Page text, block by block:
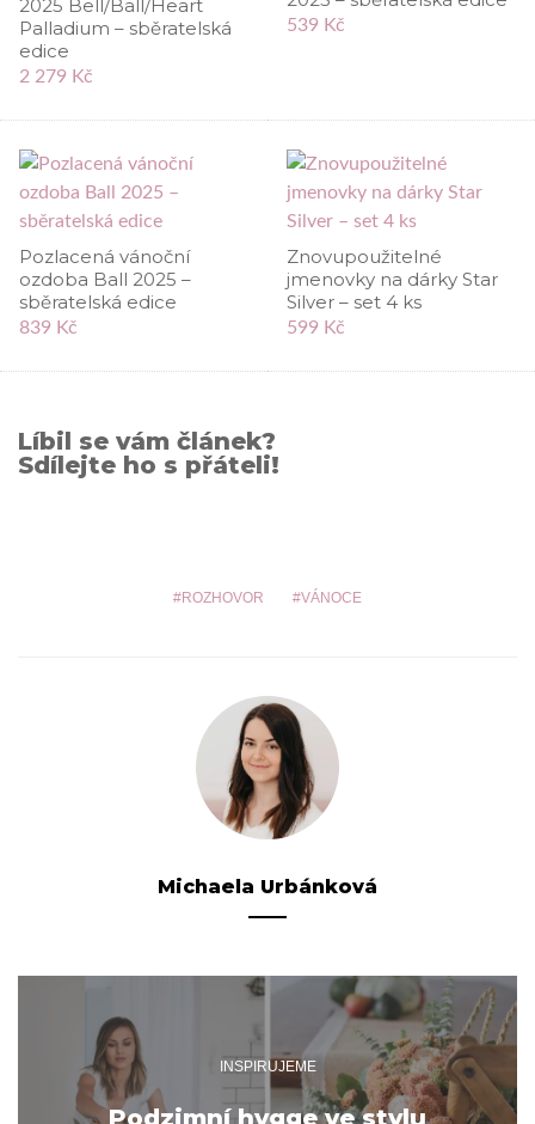
2025 Bell/Ball/Heart
Palladium – sběratelská
edice
2 279 Kč
539 Kč
Pozlacená vánoční
ozdoba Ball 2025 –
sběratelská edice
839 Kč
Znovupoužitelné
jmenovky na dárky Star
Silver – set 4 ks
599 Kč
Líbil se vám článek?
Sdílejte ho s přáteli!
ROZHOVOR VÁNOCE
Michaela Urbánková
INSPIRUJEME
Podzimní hygge ve stylu